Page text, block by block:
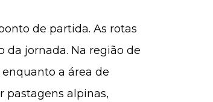
de partida. As rotas
jornada. Na região de
a área de
pastagens alpinas,